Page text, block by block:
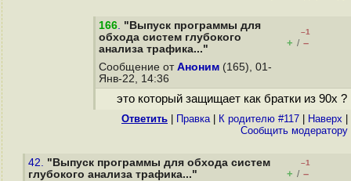
166. "Выпуск программы для
обхода систем глубокого
анализа трафика..."
–1
+ / –
Сообщение от Аноним (165), 01-
Янв-22, 14:36
это который защищает как братки из 90х ?
Ответить Правка| К родителю #117 Наверх
Cообщить модератору
42. "Выпуск программы для обхода систем
глубокого анализа трафика..."
–1
+ / –